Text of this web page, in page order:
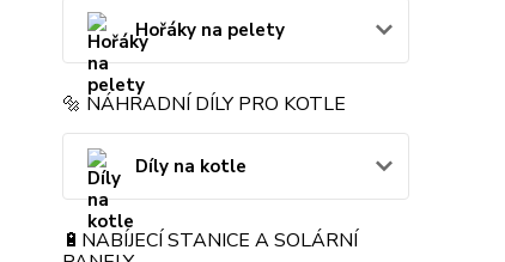
Hořáky na pelety
🔩 NÁHRADNÍ DÍLY PRO KOTLE
Díly na kotle
🔋NABÍJECÍ STANICE A SOLÁRNÍ